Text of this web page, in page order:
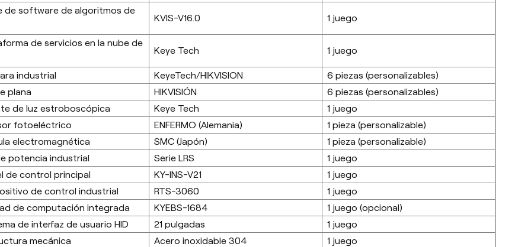
de software de algoritmos de
KVIS-V16.0 1 juego
de servicios en la nube de
Keye Tech 1 juego
industrial KeyeTech/HIKVISION
6 piezas (personalizables)
plana
HIKVISIÓN
6 piezas (personalizables)
de luz estroboscópica
Keye Tech
1 juego
fotoeléctrico
ENFERMO (Alemania)
1 pieza (personalizable)
electromagnética
SMC (Japón)
1 pieza (personalizable)
potencia industrial
Serie LRS
1 juego
de control principal
KY-INS-V21
1 juego
de control industrial
RTS-3060
1 juego
de computación integrada
KYEBS-1684
1 juego (opcional)
de interfaz de usuario HID
21 pulgadas
1 juego
mecánica
Acero inoxidable 304 1 juego